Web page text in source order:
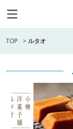
TOP >ルタオ